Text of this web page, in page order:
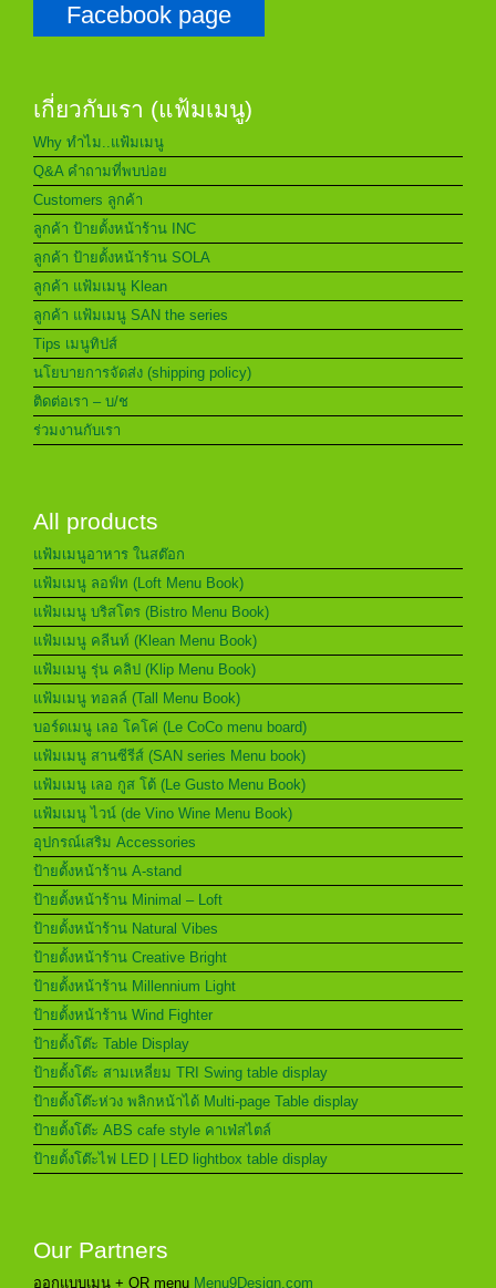
Facebook page
เกี่ยวกับเรา (แฟ้มเมนู)
Why ทำไม..แฟ้มเมนู
Q&A คำถามที่พบบ่อย
Customers ลูกค้า
ลูกค้า ป้ายตั้งหน้าร้าน INC
ลูกค้า ป้ายตั้งหน้าร้าน SOLA
ลูกค้า แฟ้มเมนู Klean
ลูกค้า แฟ้มเมนู SAN the series
Tips เมนูทิปส์
นโยบายการจัดส่ง (shipping policy)
ติดต่อเรา – บ/ช
ร่วมงานกับเรา
All products
แฟ้มเมนูอาหาร ในสต๊อก
แฟ้มเมนู ลอฟ์ท (Loft Menu Book)
แฟ้มเมนู บริสโตร (Bistro Menu Book)
แฟ้มเมนู คลีนท์ (Klean Menu Book)
แฟ้มเมนู รุ่น คลิป (Klip Menu Book)
แฟ้มเมนู ทอลล์ (Tall Menu Book)
บอร์ดเมนู เลอ โคโค่ (Le CoCo menu board)
แฟ้มเมนู สานซีรีส์ (SAN series Menu book)
แฟ้มเมนู เลอ กูส โต้ (Le Gusto Menu Book)
แฟ้มเมนู ไวน์ (de Vino Wine Menu Book)
อุปกรณ์เสริม Accessories
ป้ายตั้งหน้าร้าน A-stand
ป้ายตั้งหน้าร้าน Minimal – Loft
ป้ายตั้งหน้าร้าน Natural Vibes
ป้ายตั้งหน้าร้าน Creative Bright
ป้ายตั้งหน้าร้าน Millennium Light
ป้ายตั้งหน้าร้าน Wind Fighter
ป้ายตั้งโต๊ะ Table Display
ป้ายตั้งโต๊ะ สามเหลี่ยม TRI Swing table display
ป้ายตั้งโต๊ะห่วง พลิกหน้าได้ Multi-page Table display
ป้ายตั้งโต๊ะ ABS cafe style คาเฟ่สไตล์
ป้ายตั้งโต๊ะไฟ LED | LED lightbox table display
Our Partners
ออกแบบเมนู + QR menu Menu9Design.com